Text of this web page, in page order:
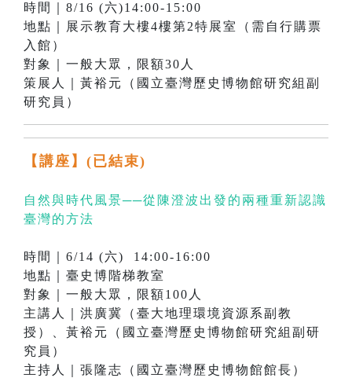
時間｜8/16 (六)14:00-15:00
地點｜展示教育大樓4樓第2特展室（需自行購票
入館）
對象｜一般大眾，限額30人
策展人｜黃裕元（國立臺灣歷史博物館研究組副
研究員）
【講座】(已結束)
自然與時代風景──從陳澄波出發的兩種重新認識
臺灣的方法
時間｜6/14 (六) 14:00-16:00
地點｜臺史博階梯教室
對象｜一般大眾，限額100人
主講人｜洪廣冀（臺大地理環境資源系副教
授）、黃裕元（國立臺灣歷史博物館研究組副研
究員）
主持人｜張隆志（國立臺灣歷史博物館館長）